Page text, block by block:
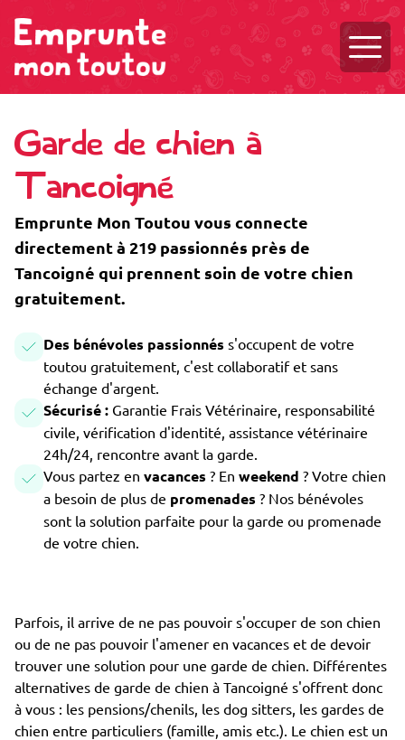
Garde de chien à
Tancoigné
Emprunte Mon Toutou vous connecte
directement à 219 passionnés près de
Tancoigné qui prennent soin de votre chien
gratuitement.
Des bénévoles passionnés s'occupent de votre
toutou gratuitement, c'est collaboratif et sans
échange d'argent.
Sécurisé : Garantie Frais Vétérinaire, responsabilité
civile, vérification d'identité, assistance vétérinaire
24h/24, rencontre avant la garde.
Vous partez en vacances ? En weekend ? Votre chien
a besoin de plus de promenades ? Nos bénévoles
sont la solution parfaite pour la garde ou promenade
de votre chien.
Parfois, il arrive de ne pas pouvoir s'occuper de son chien
ou de ne pas pouvoir l'amener en vacances et de devoir
trouver une solution pour une garde de chien. Différentes
alternatives de garde de chien à Tancoigné s'offrent donc
à vous : les pensions/chenils, les dog sitters, les gardes de
chien entre particuliers (famille, amis etc.). Le chien est un